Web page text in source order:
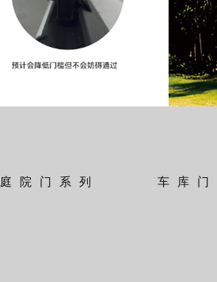
庭院门系列 车库门